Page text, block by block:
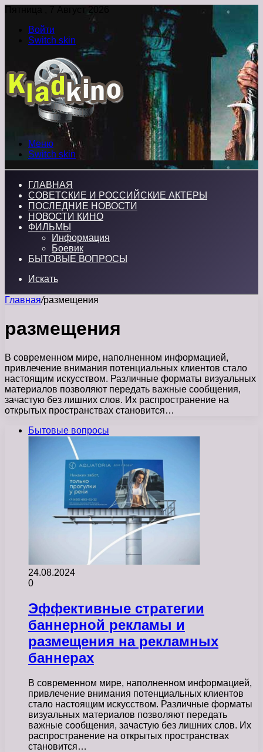
Пятница , 7 Август 2026
Войти
Switch skin
Меню
Switch skin
ГЛАВНАЯ
СОВЕТСКИЕ И РОССИЙСКИЕ АКТЕРЫ
ПОСЛЕДНИЕ НОВОСТИ
НОВОСТИ КИНО
ФИЛЬМЫ
Информация
Боевик
БЫТОВЫЕ ВОПРОСЫ
Искать
Главная/размещения
размещения
В современном мире, наполненном информацией,
привлечение внимания потенциальных клиентов стало
настоящим искусством. Различные форматы визуальных
материалов позволяют передать важные сообщения,
зачастую без лишних слов. Их распространение на
открытых пространствах становится…
Бытовые вопросы
24.08.2024
0
Эффективные стратегии
баннерной рекламы и
размещения на рекламных
баннерах
В современном мире, наполненном информацией,
привлечение внимания потенциальных клиентов
стало настоящим искусством. Различные форматы
визуальных материалов позволяют передать
важные сообщения, зачастую без лишних слов. Их
распространение на открытых пространствах
становится…